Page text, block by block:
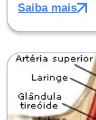
Saiba mais